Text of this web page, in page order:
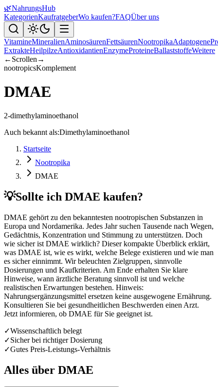
🌿NahrungsHub
KategorienKaufratgeberWo kaufen?FAQÜber uns
VitamineMineralienAminosäurenFettsäurenNootropikaAdaptogene
ExtrakteHeilpilzeAntioxidantienEnzymeProteineBallaststoffeWeitere
← Scrollen →
nootropicsKomplement
DMAE
2-dimethylaminoethanol
Auch bekannt als:Dimethylaminoethanol
Startseite
Nootropika
DMAE
💡Sollte ich DMAE kaufen?
DMAE gehört zu den bekanntesten nootropischen Substanzen in
Europa und Nordamerika. Jedes Jahr suchen Tausende nach Wegen,
Gedächtnis, Konzentration und Stimmung zu unterstützen. Doch
wie sicher ist DMAE wirklich? Dieser kompakte Überblick erklärt,
was DMAE ist, wie es wirkt, welche Belege existieren und wie man
es sicher einnimmt. Wir beleuchten Zielgruppen, sinnvolle
Dosierungen und Kaufkriterien. Am Ende erhalten Sie klare
Hinweise, wann ärztliche Beratung sinnvoll ist und welche
realistischen Erwartungen bestehen. Hinweis:
Nahrungsergänzungsmittel ersetzen keine ausgewogene Ernährung.
Konsultieren Sie bei gesundheitlichen Beschwerden einen Arzt.
Jetzt informieren, ob DMAE für Sie geeignet ist.
✓Wissenschaftlich belegt
✓Sicher bei richtiger Dosierung
✓Gutes Preis-Leistungs-Verhältnis
Alles über DMAE